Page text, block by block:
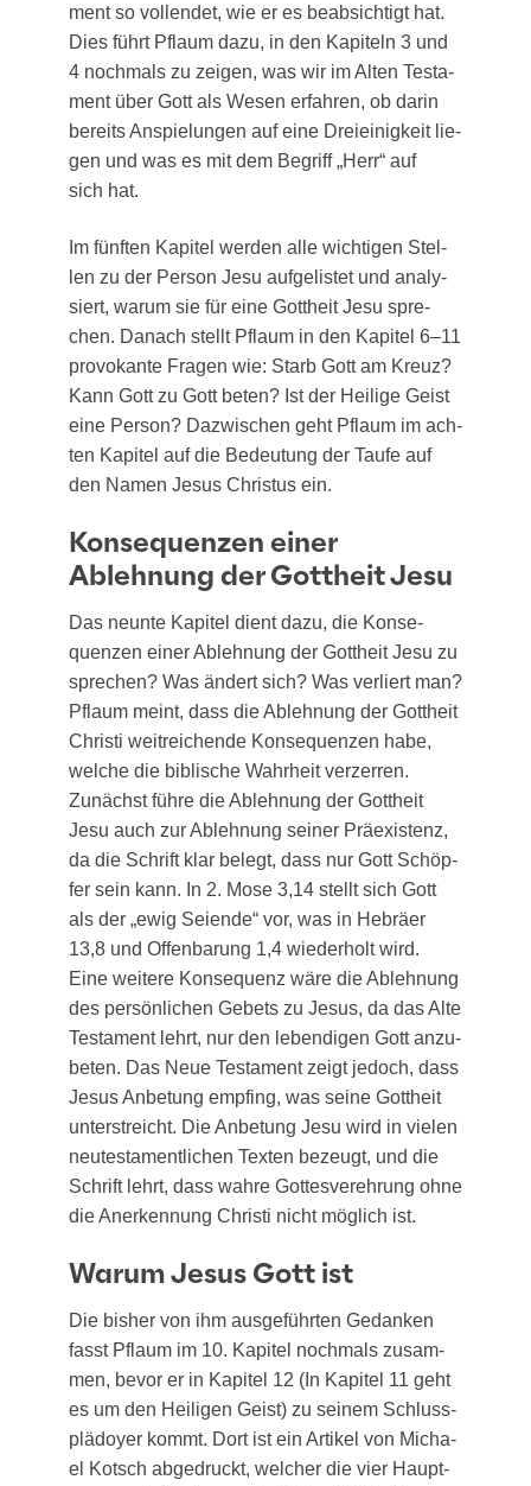
ment so voll­endet, wie er es beab­sich­tigt hat.
Dies führt Pflaum dazu, in den Kapi­teln 3 und
4 noch­mals zu zei­gen, was wir im Alten Tes­ta­
ment über Gott als Wesen erfah­ren, ob dar­in
bereits Anspie­lun­gen auf eine Drei­ei­nig­keit lie­
gen und was es mit dem Begriff „Herr“ auf
sich hat.
Im fünf­ten Kapi­tel wer­den alle wich­ti­gen Stel­
len zu der Per­son Jesu auf­ge­lis­tet und ana­ly­
siert, war­um sie für eine Gott­heit Jesu spre­
chen. Danach stellt Pflaum in den Kapi­tel 6–11
pro­vo­kan­te Fra­gen wie: Starb Gott am Kreuz?
Kann Gott zu Gott beten? Ist der Hei­li­ge Geist
eine Per­son? Dazwi­schen geht Pflaum im ach­
ten Kapi­tel auf die Bedeu­tung der Tau­fe auf
den Namen Jesus Chris­tus ein.
Konsequenzen einer
Ablehnung der Gottheit Jesu
Das neun­te Kapi­tel dient dazu, die Kon­se­
quen­zen einer Ableh­nung der Gott­heit Jesu zu
spre­chen? Was ändert sich? Was ver­liert man?
Pflaum meint, dass die Ableh­nung der Gott­heit
Chris­ti weit­rei­chen­de Kon­se­quen­zen habe,
wel­che die bibli­sche Wahr­heit ver­zer­ren.
Zunächst füh­re die Ableh­nung der Gott­heit
Jesu auch zur Ableh­nung sei­ner Prä­exis­tenz,
da die Schrift klar belegt, dass nur Gott Schöp­
fer sein kann. In 2. Mose 3,14 stellt sich Gott
als der „ewig Sei­en­de“ vor, was in Hebrä­er
13,8 und Offen­ba­rung 1,4 wie­der­holt wird.
Eine wei­te­re Kon­se­quenz wäre die Ableh­nung
des per­sön­li­chen Gebets zu Jesus, da das Alte
Tes­ta­ment lehrt, nur den leben­di­gen Gott anzu­
be­ten. Das Neue Tes­ta­ment zeigt jedoch, dass
Jesus Anbe­tung emp­fing, was sei­ne Gott­heit
unter­streicht. Die Anbe­tung Jesu wird in vie­len
neu­tes­ta­ment­li­chen Tex­ten bezeugt, und die
Schrift lehrt, dass wah­re Got­tes­ver­eh­rung ohne
die Aner­ken­nung Chris­ti nicht mög­lich ist.
Warum Jesus Gott ist
Die bis­her von ihm aus­ge­führ­ten Gedan­ken
fasst Pflaum im 10. Kapi­tel noch­mals zusam­
men, bevor er in Kapi­tel 12 (In Kapi­tel 11 geht
es um den Hei­li­gen Geist) zu sei­nem Schluss­
plä­doy­er kommt. Dort ist ein Arti­kel von Micha­
el Kot­sch abge­druckt, wel­cher die vier Haupt­